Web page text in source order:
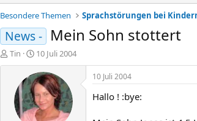
Besondere Themen
Sprachstörungen bei
News - Mein Sohn stottert
E
r
Tin
E
r
s
t
e
l
10 Juli 2004
10 Juli 2004
Hallo ! :bye: